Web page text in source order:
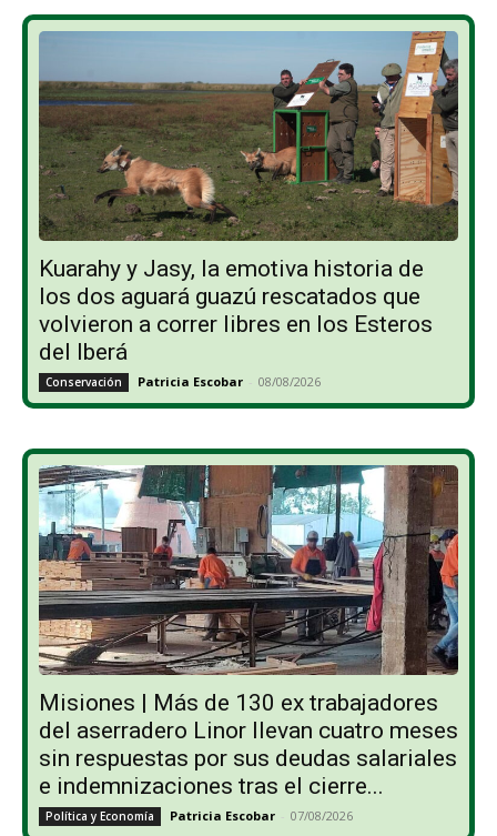
Kuarahy y Jasy, la emotiva historia de
los dos aguará guazú rescatados que
volvieron a correr libres en los Esteros
del Iberá
Conservación Patricia Escobar - 08/08/2026
Misiones | Más de 130 ex trabajadores
del aserradero Linor llevan cuatro meses
sin respuestas por sus deudas salariales
e indemnizaciones tras el cierre...
Política y Economía Patricia Escobar - 07/08/2026